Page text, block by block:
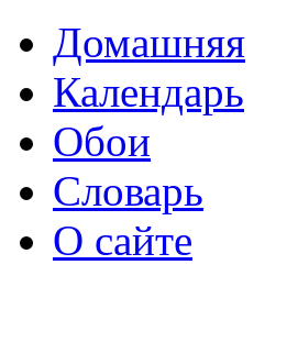
Домашняя
Календарь
Обои
Словарь
О сайте